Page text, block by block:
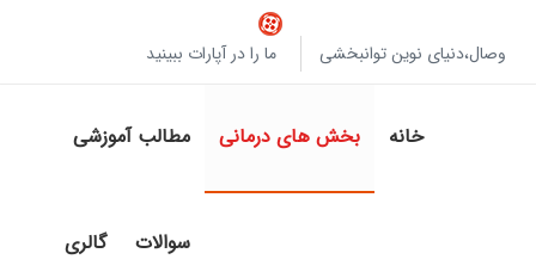
وصال،دنیای نوین توانبخشی ما را در آپارات ببینید
خانه بخش های درمانی مطالب آموزشی
سوالات گالری